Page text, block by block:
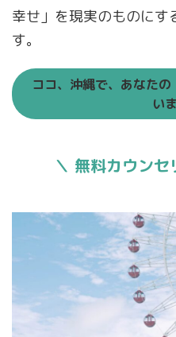
幸せ」を現実のものにす
す。
ココ、沖縄で、 あなたの
い
＼ 無料カウン